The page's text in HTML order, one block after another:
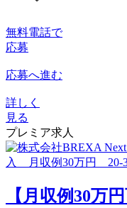
無料電話で
応募
応募へ進む
詳しく
見る
プレミア求人
【月収例30万